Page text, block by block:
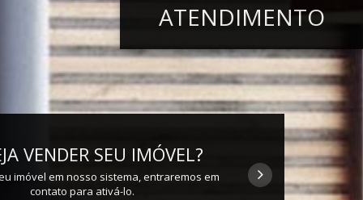
ATENDIMENTO
VENDER SEU IMÓVEL?
imóvel em nosso sistema, entraremos em
contato para ativá-lo.